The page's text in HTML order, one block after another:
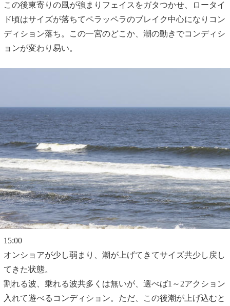
この後東寄りの風が強まりフェイスをガタつかせ、ロータイ
ド頃はサイズが落ちてペラッペラのブレイク中心になりコン
ディション落ち。この一宮のどこか、潮の動きでコンディシ
ョンが変わり易い。
15:00
オンショアが少し弱まり、潮が上げてきてサイズ共少し戻し
てきた状態。
割れる波、乗れる波共多くは無いが、選べば1～2アクション
入れて遊べるコンディション。ただ、この後潮が上げ込むと